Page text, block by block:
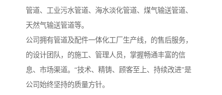
管道、工业污水管道、海水淡化管道、煤气输送管道、
天然气输送管道等。
公司拥有管道及配件一体化工厂生产线，的售后服务，
的设计团队，的施工、管理人员，掌握畅通丰富的信
息、市场渠道。“技术、精铸、顾客至上、持续改进”是
公司始终坚持的质量方针。